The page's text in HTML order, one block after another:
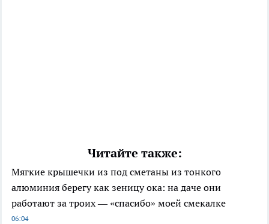
Читайте также:
Мягкие крышечки из под сметаны из тонкого
алюминия берегу как зеницу ока: на даче они
работают за троих — «спасибо» моей смекалке
06:04